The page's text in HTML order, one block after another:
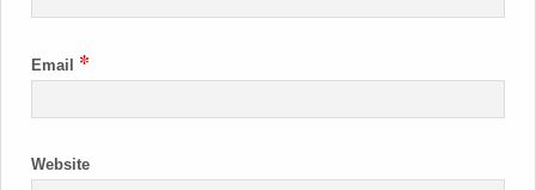
Email *
Website